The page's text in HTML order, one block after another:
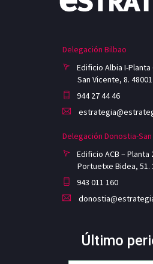
Delegación Bilbao
Edificio Albia I-Planta
San Vicente, 8.
944 27 44 46
Delegación Donostia-
Edificio ACB – Planta
Portuetxe Bidea, 51.
943 011 160
Último